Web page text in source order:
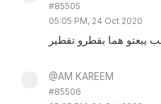
#85505
05:05 PM, 24 Oct 2020
يبعتو هما بقطرو تقطير
@AM KAREEM
#85506